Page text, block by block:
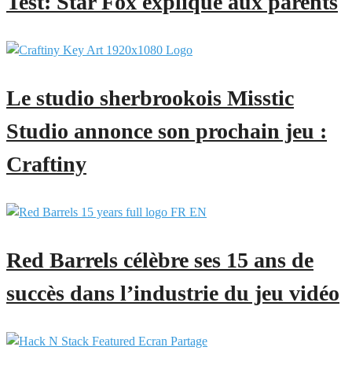
Le studio sherbrookois Misstic
Studio annonce son prochain jeu :
Craftiny
Red Barrels célèbre ses 15 ans de
succès dans l’industrie du jeu vidéo